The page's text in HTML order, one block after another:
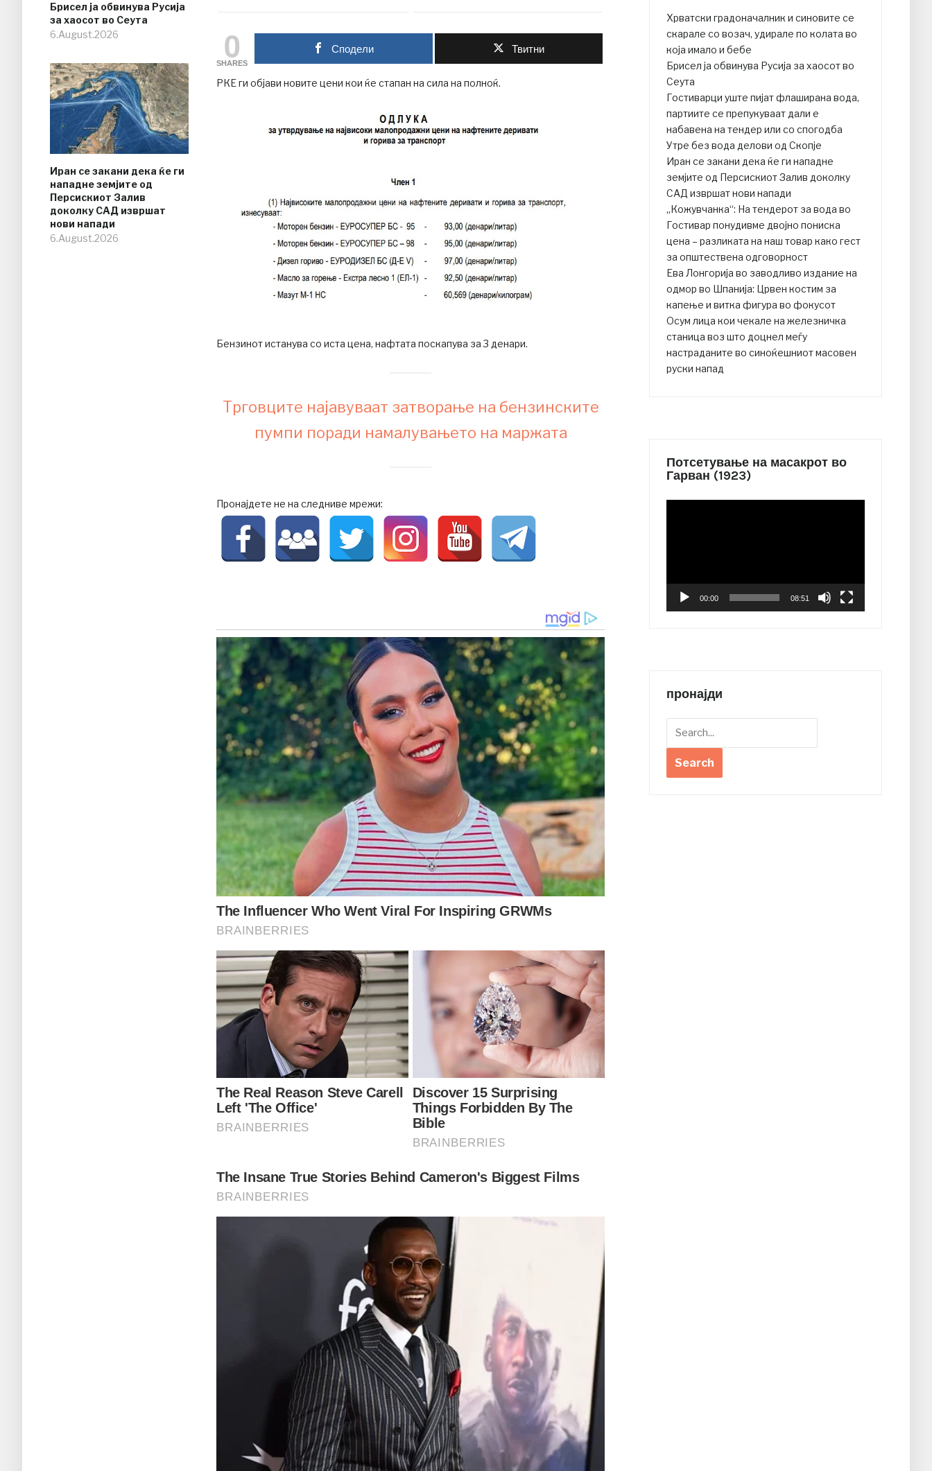
Брисел ја обвинува Русија
за хаосот во Сеута
6.August.2026
Иран се закани дека ќе ги
нападне земјите од
Персискиот Залив
доколку САД извршат
нови напади
6.August.2026
0
SHARES
Сподели Твитни
РКЕ ги објави новите цени кои ќе стапан на сила на полноќ.
Бензинот истанува со иста цена, нафтата поскапува за 3 денари.
Трговците најавуваат затворање на бензинските
пумпи поради намалувањето на маржата
Пронајдете не на следниве мрежи:
Хрватски градоначалник и синовите се
скарале со возач, удирале по колата во
која имало и бебе
Брисел ја обвинува Русија за хаосот во
Сеута
Гостиварци уште пијат флаширана вода,
партиите се препукуваат дали е
набавена на тендер или со спогодба
Утре без вода делови од Скопје
Иран се закани дека ќе ги нападне
земјите од Персискиот Залив доколку
САД извршат нови напади
„Кожувчанка“: На тендерот за вода во
Гостивар понудивме двојно пониска
цена – разликата на наш товар како гест
за општествена одговорност
Ева Лонгорија во заводливо издание на
одмор во Шпанија: Црвен костим за
капење и витка фигура во фокусот
Осум лица кои чекале на железничка
станица воз што доцнел меѓу
настраданите во синоќешниот масовен
руски напад
Потсетување на масакрот во
Гарван (1923)
00:00 08:51
пронајди